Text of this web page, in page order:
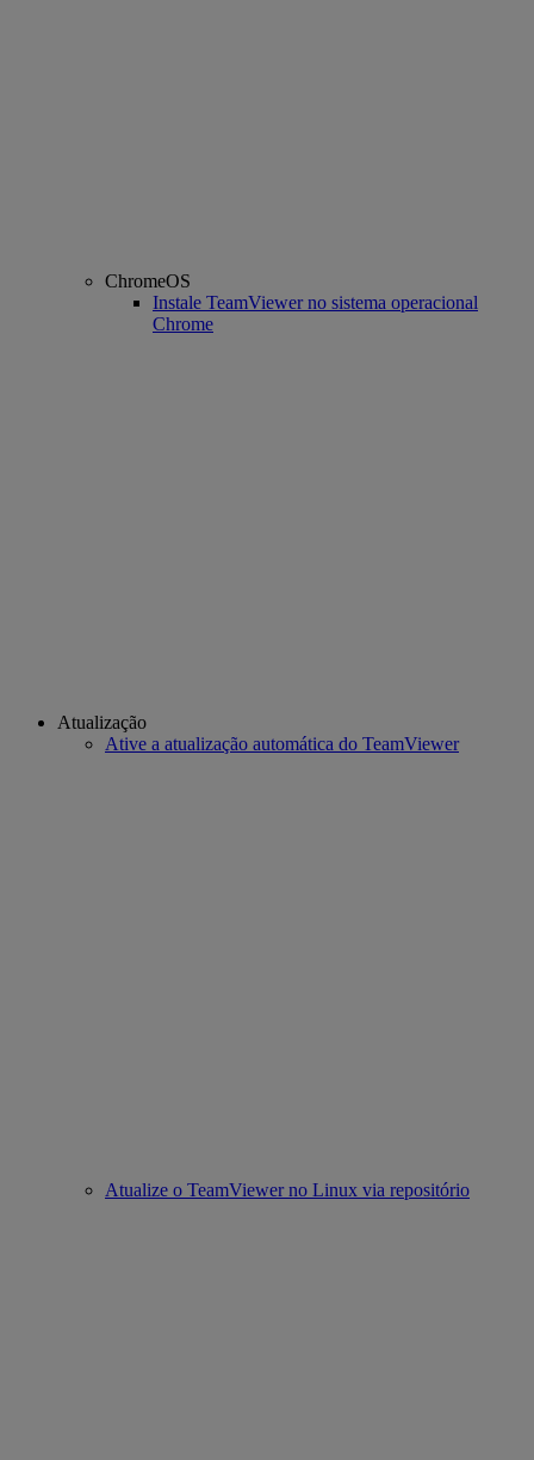
ChromeOS
Instale TeamViewer no sistema operacional
Chrome
Atualização
Ative a atualização automática do TeamViewer
Atualize o TeamViewer no Linux via repositório